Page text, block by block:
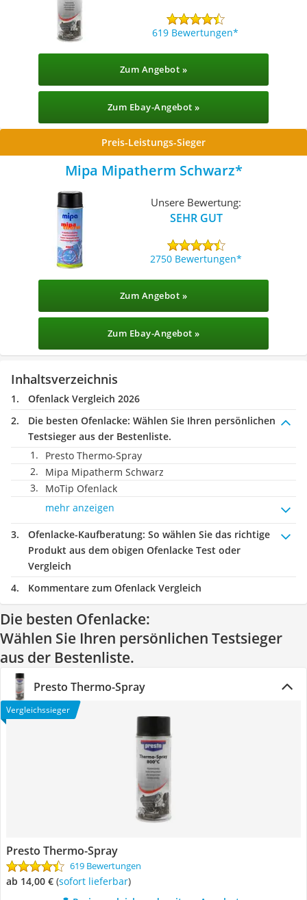
619 Bewertungen
Zum Angebot »
Zum Ebay-Angebot »
Preis-Leistungs-Sieger
Mipa Mipatherm Schwarz
Unsere Bewertung:
SEHR GUT
2750 Bewertungen
Zum Angebot »
Zum Ebay-Angebot »
Inhaltsverzeichnis
Ofenlack Vergleich 2026
Die besten Ofenlacke: Wählen Sie Ihren persönlichen
Testsieger aus der Bestenliste.
Presto Thermo-Spray
Mipa Mipatherm Schwarz
MoTip Ofenlack
mehr anzeigen
Ofenlacke-Kaufberatung: So wählen Sie das richtige
Produkt aus dem obigen Ofenlacke Test oder
Vergleich
Kommentare zum Ofenlack Vergleich
Die besten Ofenlacke:
Wählen Sie Ihren persönlichen Testsieger
aus der Bestenliste.
Presto Thermo-Spray
Vergleichssieger
Presto Thermo-Spray
619 Bewertungen
ab 14,00 € ( Sofort lieferbar)